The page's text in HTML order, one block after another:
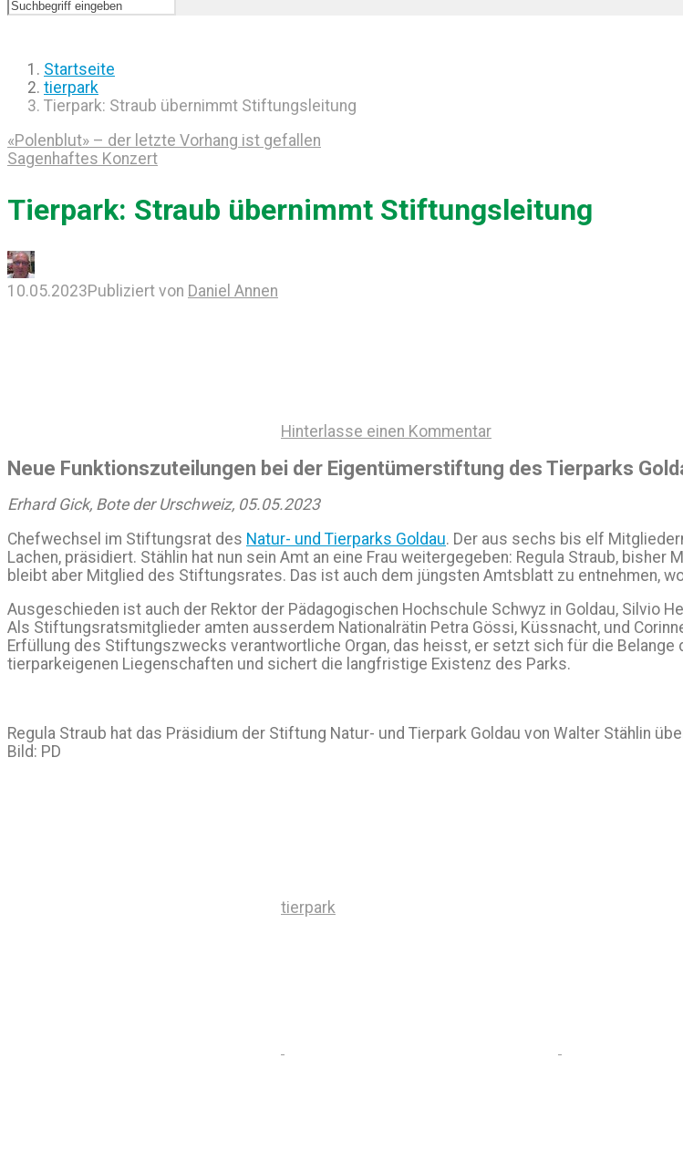
Startseite
tierpark
Tierpark: Straub übernimmt Stiftungsleitung
«Polenblut» – der letzte Vorhang ist gefallen
Sagenhaftes Konzert
Tierpark: Straub übernimmt Stiftungsleitung
10.05.2023Publiziert von Daniel Annen
Hinterlasse einen Kommentar
Neue Funktionszuteilungen bei der Eigentümerstiftung des Tierparks
Erhard Gick, Bote der Urschweiz, 05.05.2023
Chefwechsel im Stiftungsrat des Natur- und Tierparks Goldau. Der aus sechs bis elf
Lachen, präsidiert. Stählin hat nun sein Amt an eine Frau weitergegeben: Regula Straub,
bleibt aber Mitglied des Stiftungsrates. Das ist auch dem jüngsten Amtsblatt zu entnehmen,
Ausgeschieden ist auch der Rektor der Pädagogischen Hochschule Schwyz in Goldau, Silvio
Als Stiftungsratsmitglieder amten ausserdem Nationalrätin Petra Gössi, Küssnacht, und
Erfüllung des Stiftungszwecks verantwortliche Organ, das heisst, er setzt sich für die
tierparkeigenen Liegenschaften und sichert die langfristige Existenz des Parks.
Regula Straub hat das Präsidium der Stiftung Natur- und Tierpark Goldau von Walter Stählin
Bild: PD
tierpark